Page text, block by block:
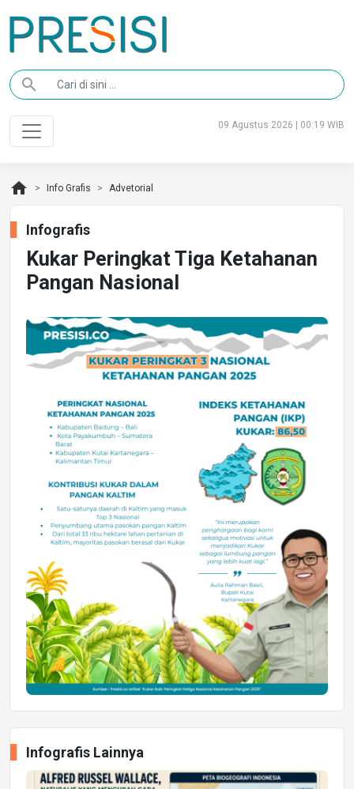
search
09 Agustus 2026 | 00:19 WIB
home Info Grafis Advetorial
Infografis
Kukar Peringkat Tiga Ketahanan
Pangan Nasional
Infografis Lainnya